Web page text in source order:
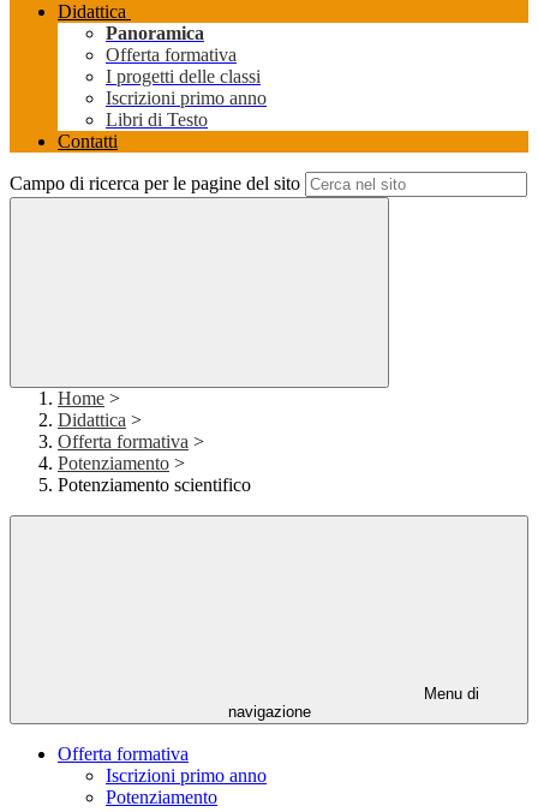
Didattica
Panoramica
Offerta formativa
I progetti delle classi
Iscrizioni primo anno
Libri di Testo
Contatti
Campo di ricerca per le pagine del sito
Home >
Didattica >
Offerta formativa >
Potenziamento >
Potenziamento scientifico
Menu di
navigazione
Offerta formativa
Iscrizioni primo anno
Potenziamento